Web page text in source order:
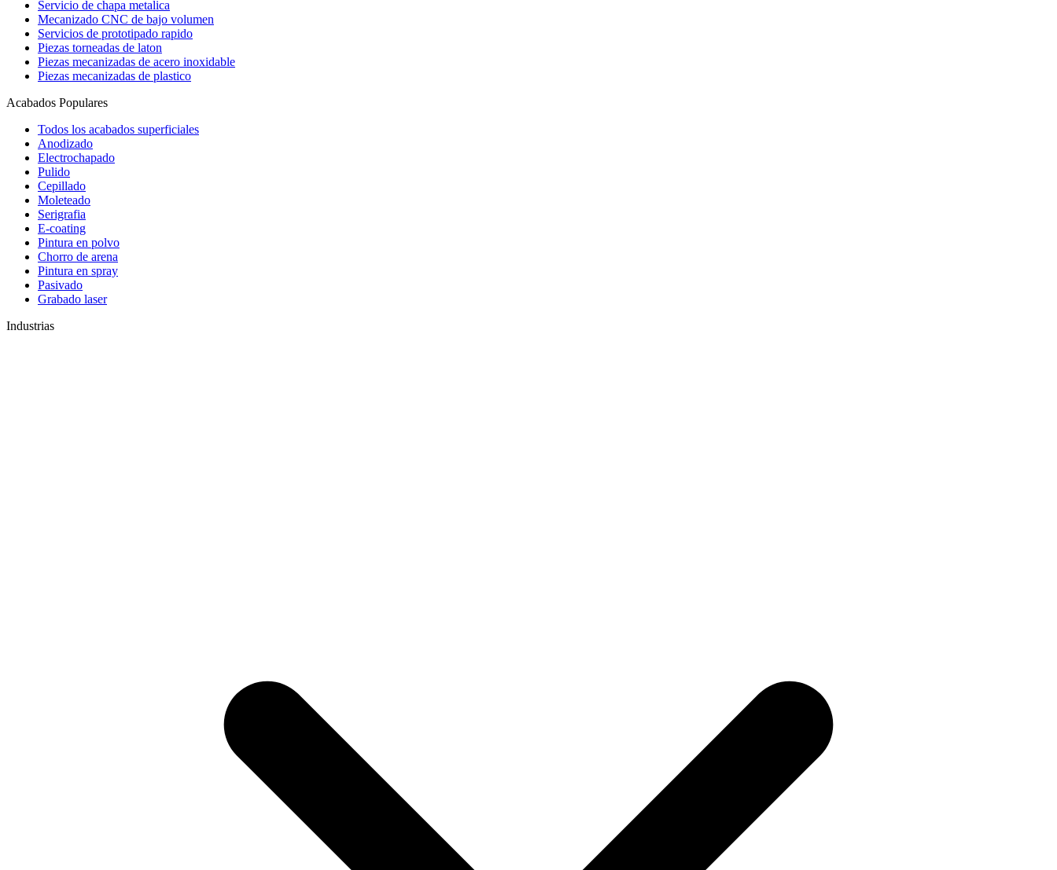
Servicio de chapa metalica
Mecanizado CNC de bajo volumen
Servicios de prototipado rapido
Piezas torneadas de laton
Piezas mecanizadas de acero inoxidable
Piezas mecanizadas de plastico
Acabados Populares
Todos los acabados superficiales
Anodizado
Electrochapado
Pulido
Cepillado
Moleteado
Serigrafia
E-coating
Pintura en polvo
Chorro de arena
Pintura en spray
Pasivado
Grabado laser
Industrias